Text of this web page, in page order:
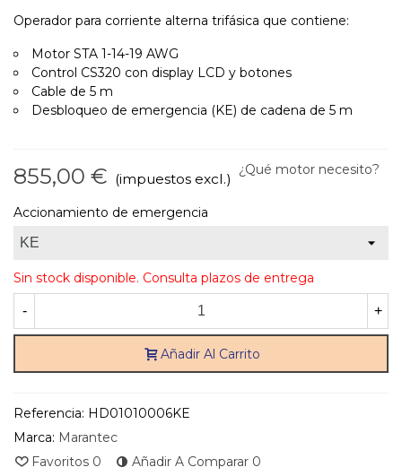
Operador para corriente alterna trifásica que contiene:
Motor STA 1-14-19 AWG
Control CS320 con display LCD y botones
Cable de 5 m
Desbloqueo de emergencia (KE) de cadena de 5 m
855,00 € (impuestos excl.)
¿Qué motor necesito?
Accionamiento de emergencia
Sin stock disponible. Consulta plazos de entrega
- +
Añadir Al Carrito
Referencia: HD01010006KE
Marca: Marantec
Favoritos 0 Añadir A Comparar 0